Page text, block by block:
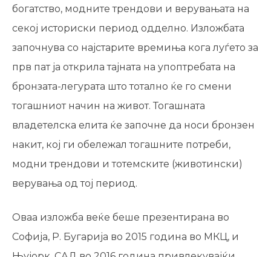
богатство, модните трендови и верувањата на
секој историски период одделно. Изложбата
започнува со најстарите времиња кога луѓето за
прв пат ја открила тајната на упоптребата на
бронзата-легурата што тотално ќе го смени
тогашниот начин на живот. Тогашната
владетелска елита ќе започне да носи бронзен
накит, кој ги обележал тогашните потреби,
модни трендови и тотемските (животински)
верувања од тој период.
Оваа изложба веќе беше презентирана во
Софија, Р. Бугарија во 2015 година во МКЦ, и